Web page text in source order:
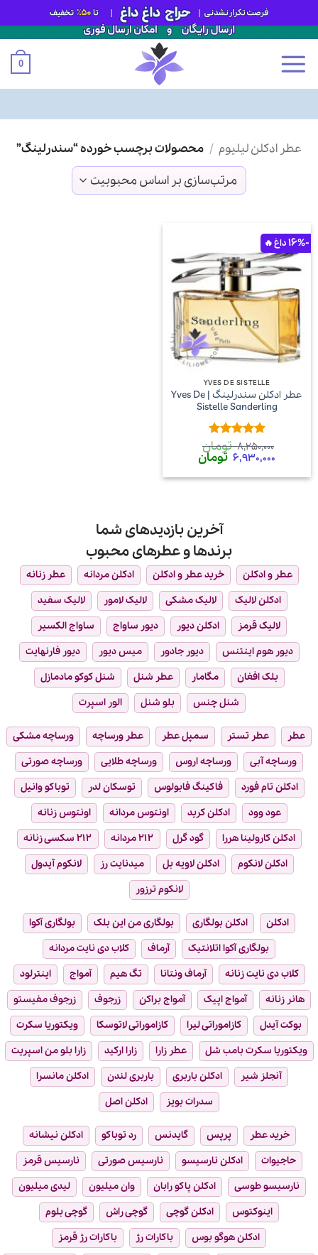
0
عطر ادکلن لیلیوم / محصولات برچسب خورده “سندرلینگ”
-16%
YVES DE SISTELLE
عطر ادکلن سندرلینگ | Yves De
Sistelle Sanderling
امتیاز5از
5
8,250,000 تومان
قیمت
اصلی
8,250,000 تومان
بود.
6,930,000 تومان
است.
آخرین بازدیدهای شما
برندها و عطرهای محبوب
عطر و ادکلن خرید عطر و ادکلن ادکلن مردانه
عطر زنانه
ادکلن لالیک
لالیک مشکی لالیک لامور
لالیک سفید
لالیک قرمز
ادکلن دیور دیور ساواج
ساواج الکسیر
دیور هوم اینتنس
دیور جادور میس دیور
دیور فارنهایت
بلک افغان
مگامار عطر شنل
شنل کوکو مادمازل
شنل چنس
بلو شنل الور اسپرت
عطر عطر تستر سمپل عطر عطر ورساچه
ورساچه مشکی
ورساچه آبی
ورساچه اروس ورساچه طلایی
ورساچه صورتی
ادکلن تام فورد
فاکینگ فابولوس توسکان لدر
توباکو وانیل
عود وود
ادکلن کرید اونتوس مردانه
اونتوس زنانه
ادکلن کارولینا هررا
گود گرل ۲۱۲ مردانه
۲۱۲ سکسی زنانه
ادکلن لانکوم
ادکلن لاویه بل میدنایت رز
لانکوم آیدول
لانکوم ترزور
ادکلن ادکلن بولگاری بولگاری من این بلک
بولگاری آکوا
بولگاری آکوا اتلانتیک
آرماف
کلاب دی نایت مردانه
کلاب دی نایت زنانه
آرماف ونتانا تگ هیم آمواج
اینترلود
هانر زنانه
آمواج اپیک آمواج براکن زرجوف
زرجوف مفیستو
بوکت آیدل
کازاموراتی لیرا کازاموراتی لاتوسکا
ویکتوریا سکرت
ویکتوریا سکرت بامب شل
عطر زارا زارا ارکید
زارا بلو من اسپریت
آنجلز شیر
ادکلن باربری باربری لندن
ادکلن مانسرا
سدرات بویز
ادکلن اصل
خرید عطر پرپس گایدنس رد توباکو
ادکلن نیشانه
حاجیوات
ادکلن نارسیسو نارسیس صورتی
نارسیس قرمز
نارسیسو طوسی
ادکلن پاکو رابان وان میلیون
لیدی میلیون
اینوکتوس
ادکلن گوچی گوچی راش
گوچی بلوم
ادکلن هوگو بوس
باکارات رژ
باکارات رژ قرمز